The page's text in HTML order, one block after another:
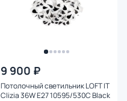
9 900 ₽
Потолочный светильник LOFT IT
Clizia 36W E27 10595/530C Black